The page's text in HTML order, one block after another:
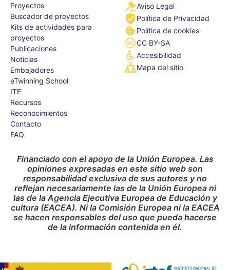
Proyectos
Buscador de proyectos
Kits de actividades para
proyectos
Publicaciones
Noticias
Embajadores
eTwinning School
ITE
Recursos
Reconocimientos
Contacto
FAQ
Aviso Legal
Política de Privacidad
Política de cookies
CC BY-SA
Accesibilidad
Mapa del sitio
Financiado con el apoyo de la Unión Europea. Las
opiniones expresadas en este sitio web son
responsabilidad exclusiva de sus autores y no
reflejan necesariamente las de la Unión Europea ni
las de la Agencia Ejecutiva Europea de Educación y
cultura (EACEA). Ni la Comisión Europea ni la EACEA
se hacen responsables del uso que pueda hacerse
de la información contenida en él.